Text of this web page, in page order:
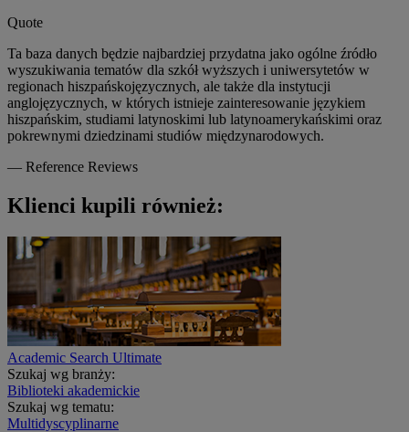
Quote
Ta baza danych będzie najbardziej przydatna jako ogólne źródło
wyszukiwania tematów dla szkół wyższych i uniwersytetów w
regionach hiszpańskojęzycznych, ale także dla instytucji
anglojęzycznych, w których istnieje zainteresowanie językiem
hiszpańskim, studiami latynoskimi lub latynoamerykańskimi oraz
pokrewnymi dziedzinami studiów międzynarodowych.
— Reference Reviews
Klienci kupili również:
Academic Search Ultimate
Szukaj wg branży:
Biblioteki akademickie
Szukaj wg tematu:
Multidyscyplinarne